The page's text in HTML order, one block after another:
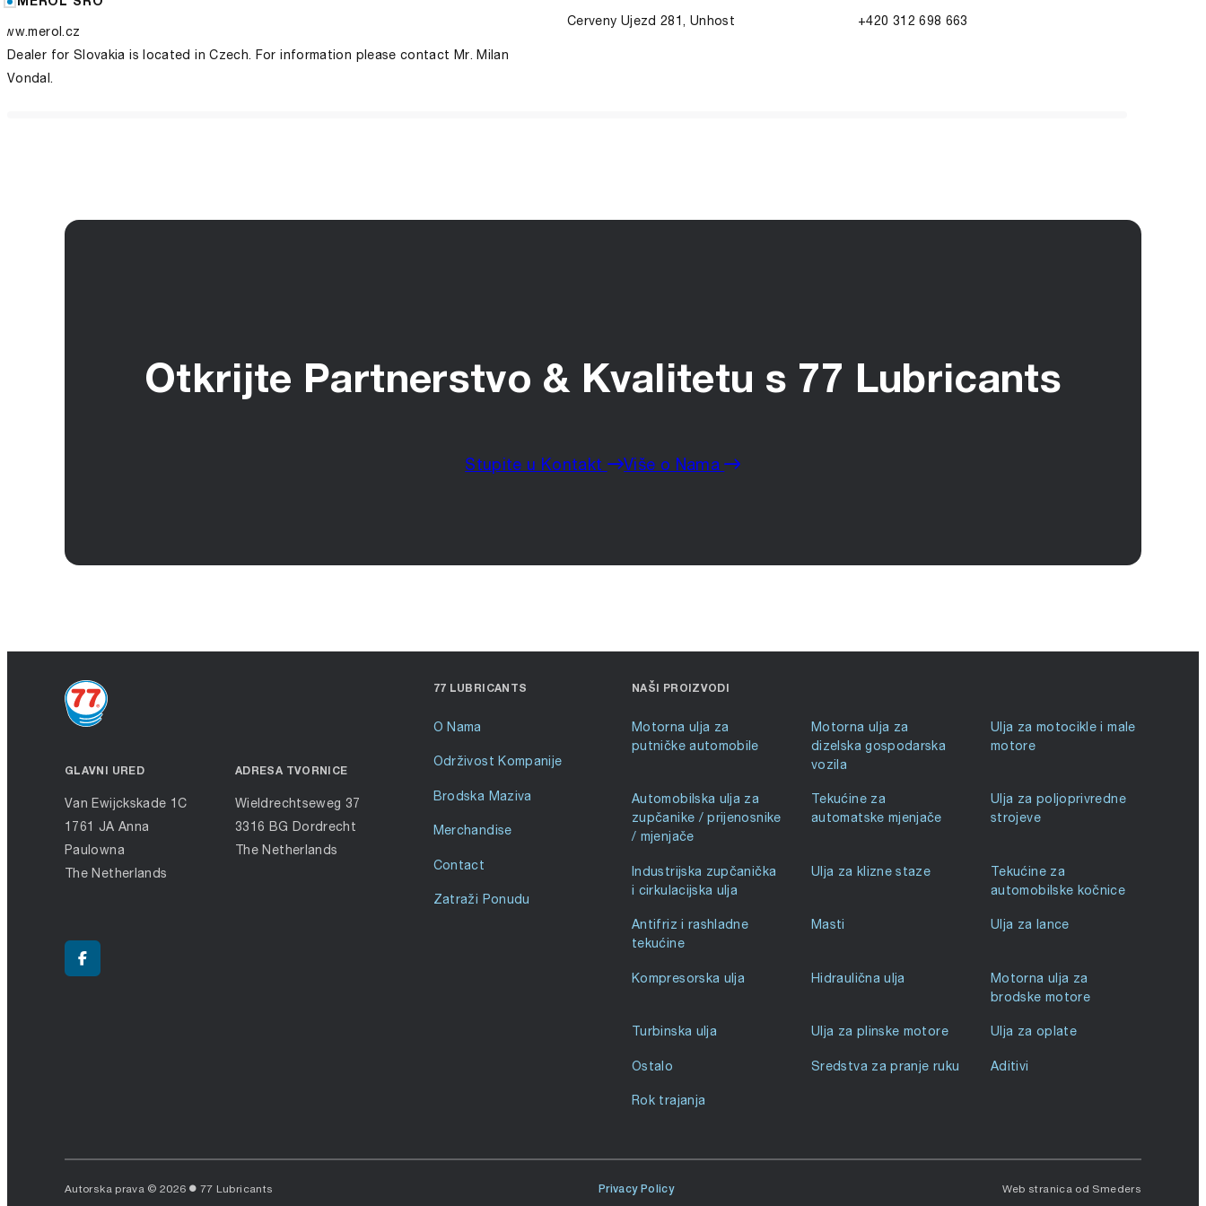
Dealer for Slovakia is located in Czech. For information please contact Mr. Milan
Vondal.
Cerveny Ujezd 281, Unhost +420 312 698 663
Otkrijte Partnerstvo & Kvalitetu s 77 Lubricants
Stupite u Kontakt Više o Nama
GLAVNI URED
Van Ewijckskade 1C
1761 JA Anna
Paulowna
The Netherlands
ADRESA TVORNICE
Wieldrechtseweg 37
3316 BG Dordrecht
The Netherlands
77 LUBRICANTS
O Nama
Održivost Kompanije
Brodska Maziva
Merchandise
Contact
Zatraži Ponudu
NAŠI PROIZVODI
Motorna ulja za
putničke automobile
Motorna ulja za
dizelska gospodarska
vozila
Ulja za motocikle i male
motore
Automobilska ulja za
zupčanike / prijenosnike
/ mjenjače
Tekućine za
automatske mjenjače
Ulja za poljoprivredne
strojeve
Industrijska zupčanička
i cirkulacijska ulja
Ulja za klizne staze
Tekućine za
automobilske kočnice
Antifriz i rashladne
tekućine
Masti Ulja za lance
Kompresorska ulja Hidraulična ulja
Motorna ulja za
brodske motore
Turbinska ulja Ulja za plinske motore Ulja za oplate
Ostalo Sredstva za pranje ruku Aditivi
Rok trajanja
Autorska prava © 2026 77 Lubricants Privacy Policy Web stranica od Smeders